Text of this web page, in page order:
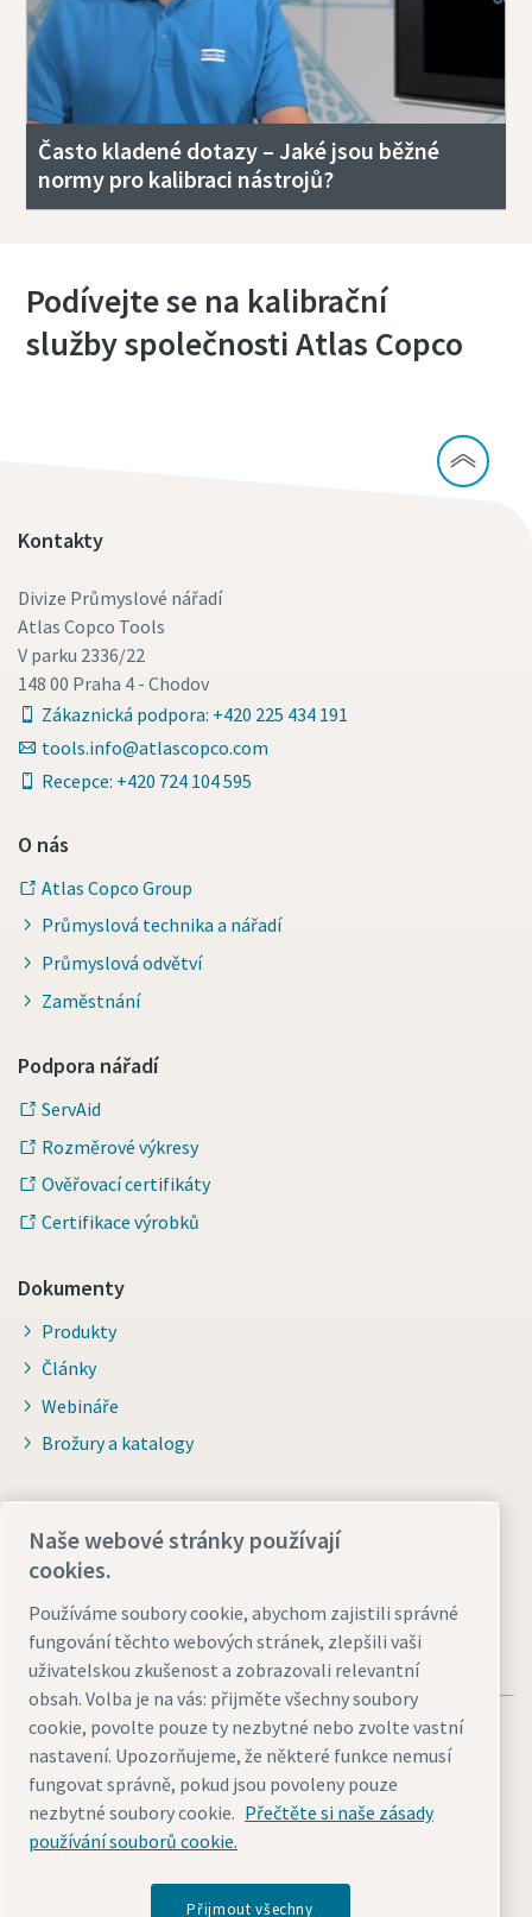
Často kladené dotazy – Jaké jsou běžné
normy pro kalibraci nástrojů?
Podívejte se na kalibrační
služby společnosti Atlas Copco
Kontakty
Divize Průmyslové nářadí
Atlas Copco Tools
V parku 2336/22
148 00 Praha 4 - Chodov
Zákaznická podpora: +420 225 434 191
tools.info@atlascopco.com
Recepce: +420 724 104 595
O nás
Atlas Copco Group
Průmyslová technika a nářadí
Průmyslová odvětví
Zaměstnání
Podpora nářadí
ServAid
Rozměrové výkresy
Ověřovací certifikáty
Certifikace výrobků
Dokumenty
Produkty
Články
Webináře
Brožury a katalogy
Pro distributory
Přejít na Smart Portal
Právní upozornění a oznámení o ochraně osobních údajů
Přizpůsobit nastavení cookies
© 2026 Atlas Copco s.r.o.
Naše webové stránky používají
cookies.
Používáme soubory cookie, abychom zajistili správné
fungování těchto webových stránek, zlepšili vaši
uživatelskou zkušenost a zobrazovali relevantní
obsah. Volba je na vás: přijměte všechny soubory
cookie, povolte pouze ty nezbytné nebo zvolte vastní
nastavení. Upozorňujeme, že některé funkce nemusí
fungovat správně, pokud jsou povoleny pouze
nezbytné soubory cookie. Přečtěte si naše zásady
používání souborů cookie.
Přijmout všechny